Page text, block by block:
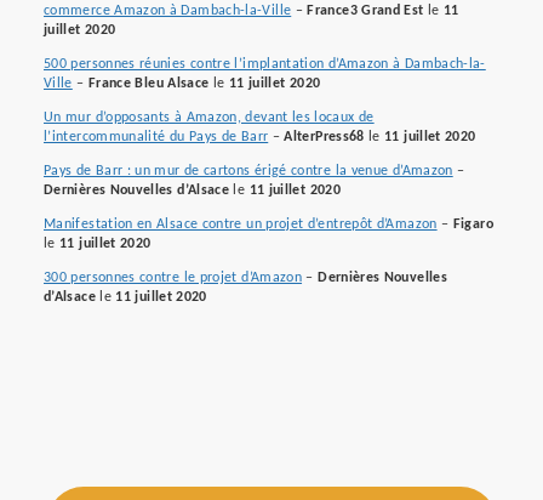
commerce Amazon à Dambach-la-Ville – France3 Grand Est le 11
juillet 2020
500 personnes réunies contre l’implantation d’Amazon à Dambach-la-
Ville – France Bleu Alsace le 11 juillet 2020
Un mur d’opposants à Amazon, devant les locaux de
l’intercommunalité du Pays de Barr –AlterPress68 le 11 juillet 2020
Pays de Barr : un mur de cartons érigé contre la venue d’Amazon –
Dernières Nouvelles d’Alsace le 11 juillet 2020
Manifestation en Alsace contre un projet d’entrepôt d’Amazon – Figaro
le 11 juillet 2020
300 personnes contre le projet d’Amazon – Dernières Nouvelles
d’Alsacele 11 juillet 2020